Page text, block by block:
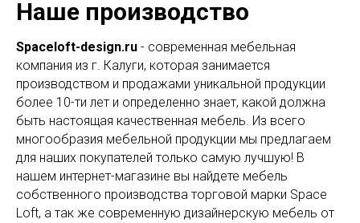
Наше производство
Spaceloft-design.ru - современная мебельная
компания из г. Калуги, которая занимается
производством и продажами уникальной продукции
более 10-ти лет и определенно знает, какой должна
быть настоящая качественная мебель. Из всего
многообразия мебельной продукции мы предлагаем
для наших покупателей только самую лучшую! В
нашем интернет-магазине вы найдете мебель
собственного производства торговой марки Space
Loft, а так же современную дизайнерскую мебель от